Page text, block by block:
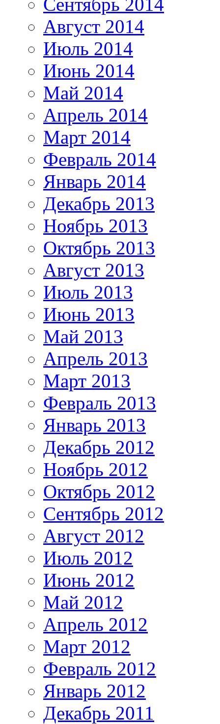
Август 2014
Июль 2014
Июнь 2014
Май 2014
Апрель 2014
Март 2014
Февраль 2014
Январь 2014
Декабрь 2013
Ноябрь 2013
Октябрь 2013
Август 2013
Июль 2013
Июнь 2013
Май 2013
Апрель 2013
Март 2013
Февраль 2013
Январь 2013
Декабрь 2012
Ноябрь 2012
Октябрь 2012
Сентябрь 2012
Август 2012
Июль 2012
Июнь 2012
Май 2012
Апрель 2012
Март 2012
Февраль 2012
Январь 2012
Декабрь 2011